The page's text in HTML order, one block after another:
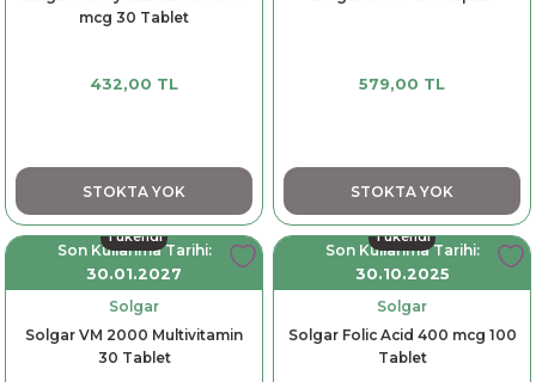
mcg 30 Tablet
432,00 TL
STOKTA YOK
579,00 TL
STOKTA YOK
Tükendi
Son Kullanma Tarihi:
30.01.2027
Solgar
Solgar VM 2000 Multivitamin
30 Tablet
Tükendi
Son Kullanma Tarihi:
30.10.2025
Solgar
Solgar Folic Acid 400 mcg 100
Tablet